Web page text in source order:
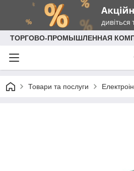
ТОРГОВО-ПРОМЫШЛЕННАЯ
Товари та послуги